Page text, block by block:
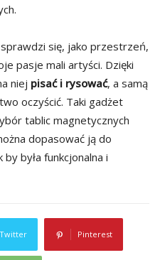
się, jako przestrzeń,
pasje mali artyści. Dzięki
niej pisać i rysować, a samą
oczyścić. Taki gadżet
tablic magnetycznych
dopasować ją do
była funkcjonalna i
Twitter Pinterest